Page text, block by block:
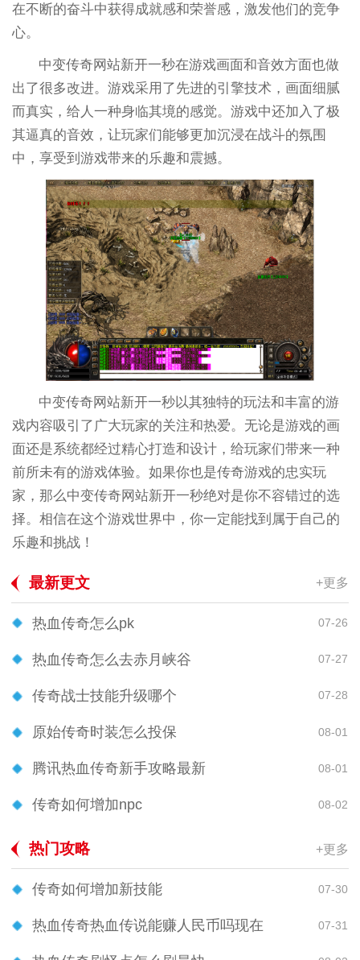
在不断的奋斗中获得成就感和荣誉感，激发他们的竞争
心。
中变传奇网站新开一秒在游戏画面和音效方面也做
出了很多改进。游戏采用了先进的引擎技术，画面细腻
而真实，给人一种身临其境的感觉。游戏中还加入了极
其逼真的音效，让玩家们能够更加沉浸在战斗的氛围
中，享受到游戏带来的乐趣和震撼。
中变传奇网站新开一秒以其独特的玩法和丰富的游
戏内容吸引了广大玩家的关注和热爱。无论是游戏的画
面还是系统都经过精心打造和设计，给玩家们带来一种
前所未有的游戏体验。如果你也是传奇游戏的忠实玩
家，那么中变传奇网站新开一秒绝对是你不容错过的选
择。相信在这个游戏世界中，你一定能找到属于自己的
乐趣和挑战！
最新更文 +更多
热血传奇怎么pk 07-26
热血传奇怎么去赤月峡谷 07-27
传奇战士技能升级哪个 07-28
原始传奇时装怎么投保 08-01
腾讯热血传奇新手攻略最新 08-01
传奇如何增加npc 08-02
热门攻略 +更多
传奇如何增加新技能 07-30
热血传奇热血传说能赚人民币吗现在 07-31